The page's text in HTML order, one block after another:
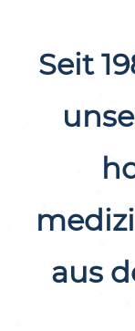
Seit
aus